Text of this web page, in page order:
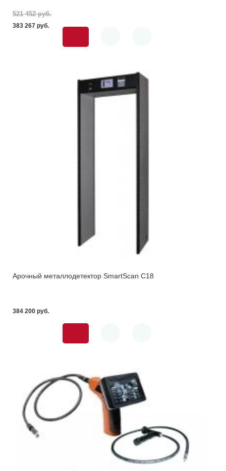
521 452 pуб.
383 267 pуб.
Арочный металлодетектор SmartScan C18
384 200 pуб.